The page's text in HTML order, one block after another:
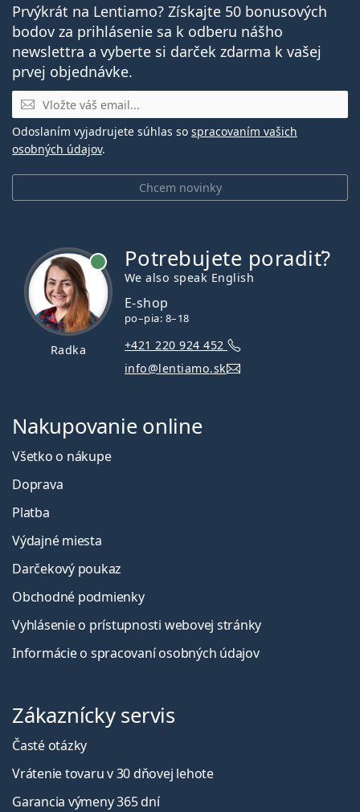
Prvýkrát na Lentiamo? Získajte 50 bonusových
bodov za prihlásenie sa k odberu nášho
newslettra a vyberte si darček zdarma k vašej
prvej objednávke.
E-mail
Chcem novinky
Odoslaním vyjadrujete súhlas so spracovaním vašich
osobných údajov.
Radka
Potrebujete poradiť?
We also speak English
E-shop
po–pia: 8–18
+421 220 924 452
info@lentiamo.sk
Nakupovanie online
Všetko o nákupe
Doprava
Platba
Výdajné miesta
Darčekový poukaz
Obchodné podmienky
Vyhlásenie o prístupnosti webovej stránky
Informácie o spracovaní osobných údajov
Zákaznícky servis
Časté otázky
Vrátenie tovaru v 30 dňovej lehote
Garancia výmeny 365 dní